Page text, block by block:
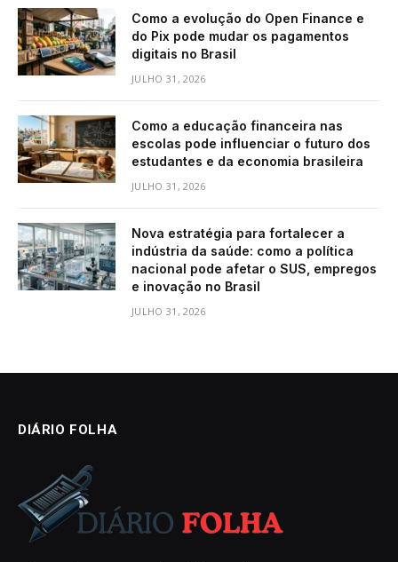
Como a evolução do Open Finance e
do Pix pode mudar os pagamentos
digitais no Brasil
JULHO 31, 2026
Como a educação financeira nas
escolas pode influenciar o futuro dos
estudantes e da economia brasileira
JULHO 31, 2026
Nova estratégia para fortalecer a
indústria da saúde: como a política
nacional pode afetar o SUS, empregos
e inovação no Brasil
JULHO 31, 2026
DIÁRIO FOLHA